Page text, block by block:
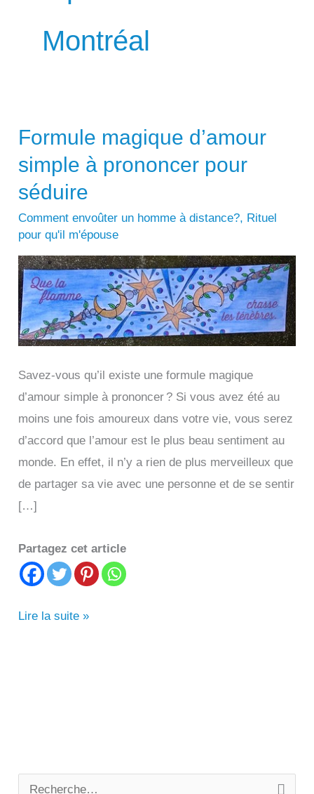
Montréal
Formule magique d’amour
simple à prononcer pour
séduire
Comment envoûter un homme à distance?, Rituel
pour qu'il m'épouse
Savez-vous qu’il existe une formule magique
d’amour simple à prononcer ? Si vous avez été au
moins une fois amoureux dans votre vie, vous serez
d’accord que l’amour est le plus beau sentiment au
monde. En effet, il n’y a rien de plus merveilleux que
de partager sa vie avec une personne et de se sentir
[…]
Partagez cet article
Formule
Lire la suite »